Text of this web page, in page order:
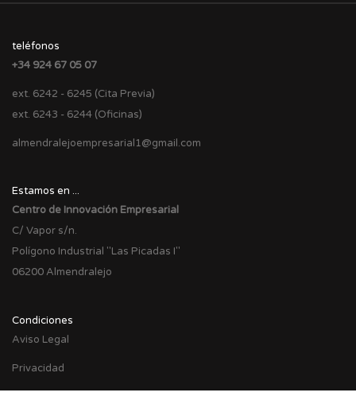
teléfonos
+34 924 67 05 07
ext. 6242 - 6245 (Cita Previa)
ext. 6243 - 6244 (Oficinas)
almendralejoempresarial1@gmail.com
Estamos en ...
Centro de Innovación Empresarial
C/ Vapor s/n.
Polígono Industrial "Las Picadas I"
06200 Almendralejo
Condiciones
Aviso Legal
Privacidad